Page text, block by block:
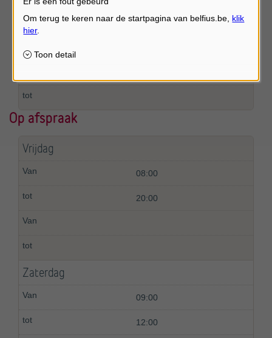
Op afspraak
Op afspraak
Vrijdag
08:00
20:00
Zaterdag
09:00
12:00